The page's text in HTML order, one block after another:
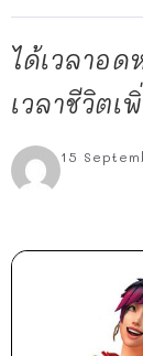
ได้เวลาอ
เวลาชีวิตเ
15